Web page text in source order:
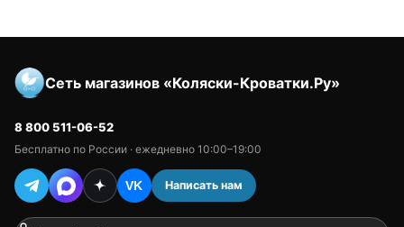
Сеть магазинов «Коляски-Кроватки.Ру»
8 800 511-06-52
Бесплатно по России · ежедневно 10:00–19:00
VK Написать нам